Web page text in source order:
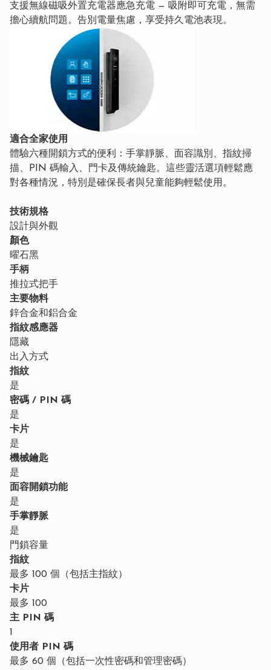
支援無線磁吸外置充電器應急充電 — 吸附即可充電，無需
擔心續航問題。告別電量焦慮，享受持久電池表現。
適合全家使用
體驗六種開鎖方式的便利：手掌靜脈、面容識別、指紋掃
描、PIN 碼輸入、門卡及傳統鑰匙。這些靈活選項輕鬆應
對各種情況，特別是確保長者與兒童能夠輕鬆使用。
技術規格
設計與外觀
顏色
曜石黑
手柄
推拉式把手
主要物料
鋅合金和鋁合金
指紋感應器
隱藏
出入方式
指紋
是
密碼 / PIN 碼
是
卡片
是
機械鑰匙
是
面容開鎖功能
是
手掌靜脈
是
門鎖容量
指紋
最多 100 個（包括主指紋）
卡片
最多 100
主 PIN 碼
1
使用者 PIN 碼
最多 60 個（包括一次性密碼和管理密碼）